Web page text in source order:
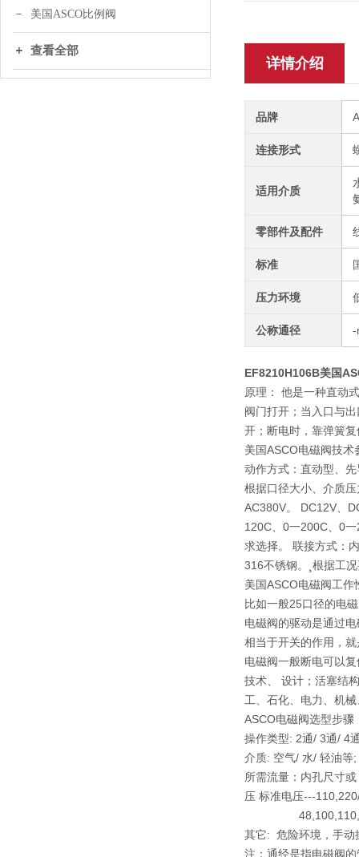
美国ASCO比例阀
查看全部
详情介绍
品牌
连接形式
适用介质
零部件及配件
标准
压力环境
公称通径 -
EF8210H106B美国
原理： 他是一种直动
阀门打开；当入口与
开；断电时，靠弹簧
美国ASCO电磁阀技术
动作方式：直动型、
根据口径大小、介质
AC380V。 DC12V、
120C、0一200C、0
求选择。 联接方式：
316不锈钢。¸根据工
美国ASCO电磁阀工
比如一般25口径的电
电磁阀的驱动是通过
相当于开关的作用，
电磁阀一般断电可以
技术、 设计；活塞结
工、石化、电力、机
ASCO电磁阀选型步骤
操作类型: 2通/ 3通/ 4
介质: 空气/ 水/ 轻油等;
所需流量：内孔尺寸
压 标准电压---
其它: 危险环境，手动
注：通经是指电磁阀